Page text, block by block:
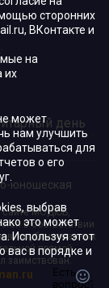
:
день
юношеская
сайте МОДЮБ,
в соответствии
опубликованных
прямой
заимствован.
сторонних
ВКонтакте и
на
их
может
нам улучшить
для
о его
выбрав
это может
Используя этот
вас в порядке и